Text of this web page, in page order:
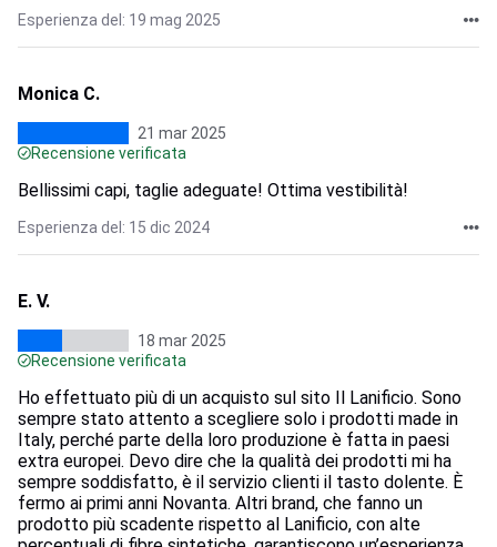
Esperienza del: 19 mag 2025
Monica C.
21 mar 2025
Recensione verificata
Bellissimi capi, taglie adeguate! Ottima vestibilità!
Esperienza del: 15 dic 2024
E. V.
18 mar 2025
Recensione verificata
Ho effettuato più di un acquisto sul sito Il Lanificio. Sono
sempre stato attento a scegliere solo i prodotti made in
Italy, perché parte della loro produzione è fatta in paesi
extra europei. Devo dire che la qualità dei prodotti mi ha
sempre soddisfatto, è il servizio clienti il tasto dolente. È
fermo ai primi anni Novanta. Altri brand, che fanno un
prodotto più scadente rispetto al Lanificio, con alte